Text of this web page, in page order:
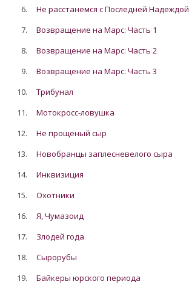
6.
Не расстанемся с Последней Надеждой
7.
Возвращение на Марс: Часть 1
8.
Возвращение на Марс: Часть 2
9.
Возвращение на Марс: Часть 3
10.
Трибунал
11.
Мотокросс-ловушка
12.
Не прощеный сыр
13.
Новобранцы заплесневелого сыра
14.
Инквизиция
15.
Охотники
16.
Я, Чумазоид
17.
Злодей года
18.
Сырорубы
19.
Байкеры юрского периода